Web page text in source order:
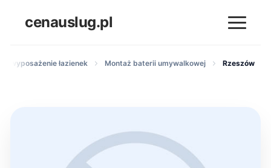
cenauslug.pl
i wyposażenie łazienek Montaż baterii umywalkowej Rzeszów